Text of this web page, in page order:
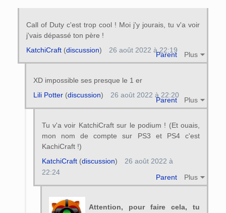
Call of Duty c'est trop cool ! Moi j'y jourais, tu v'a voir
j'vais dépassé ton père !
Parent Plus
KatchiCraft(discussion) 26 août 2022 à 22:19
XD impossible ses presque le 1 er
Parent Plus
Lili Potter(discussion) 26 août 2022 à 22:20
Tu v'a voir KatchiCraft sur le podium ! (Et ouais,
mon nom de compte sur PS3 et PS4 c'est
KachiCraft !)
Parent Plus
KatchiCraft(discussion)
26 août 2022 à
22:24
Attention, pour faire cela, tu